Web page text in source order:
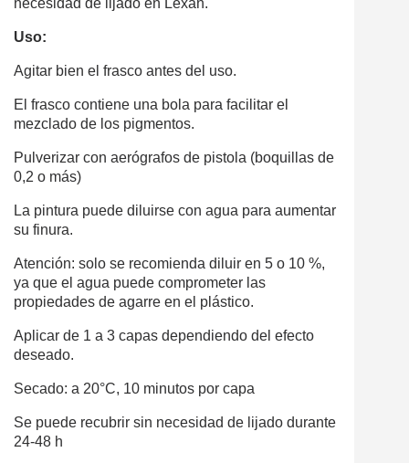
necesidad de lijado en Lexan.
Uso:
Agitar bien el frasco antes del uso.
El frasco contiene una bola para facilitar el
mezclado de los pigmentos.
Pulverizar con aerógrafos de pistola (boquillas de
0,2 o más)
La pintura puede diluirse con agua para aumentar
su finura.
Atención: solo se recomienda diluir en 5 o 10 %,
ya que el agua puede comprometer las
propiedades de agarre en el plástico.
Aplicar de 1 a 3 capas dependiendo del efecto
deseado.
Secado: a 20°C, 10 minutos por capa
Se puede recubrir sin necesidad de lijado durante
24-48 h